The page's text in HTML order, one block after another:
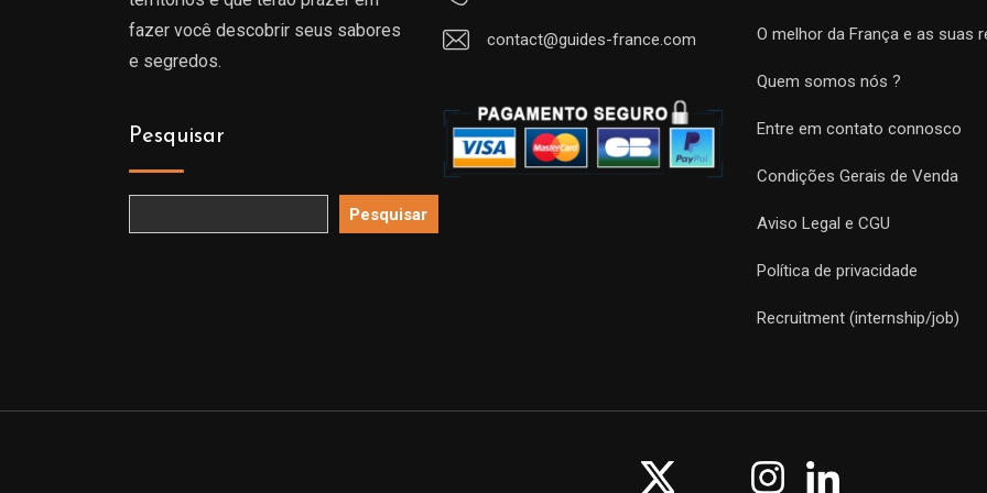
fazer você descobrir seus sabores
e segredos.
Pesquisar
Pesquisar
contact@guides-france.com O melhor da França e as suas
Quem somos nós ?
Entre em contato connosco
Condições Gerais de Venda
Aviso Legal e CGU
Política de privacidade
Recruitment (internship/job)